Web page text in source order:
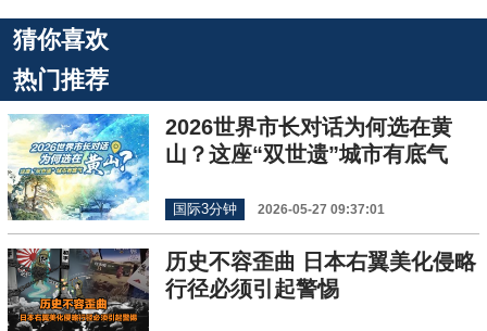
猜你喜欢
热门推荐
2026世界市长对话为何选在黄
山？这座“双世遗”城市有底气
国际3分钟 2026-05-27 09:37:01
历史不容歪曲 日本右翼美化侵略
行径必须引起警惕